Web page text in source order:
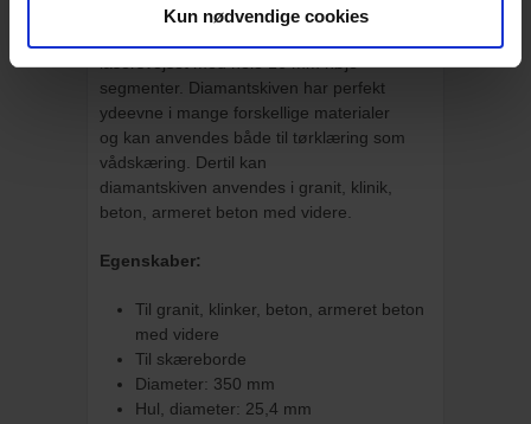
Kun nødvendige cookies
Denne diamantskive fra Gölz er i topkvalitet
lasersvejset med hele 16 mm høje
segmenter. Diamantskiven har perfekt
ydeevne i mange forskellige materialer
og kan anvendes både til tørklæring som
vådskæring. Dertil kan
diamantskiven anvendes i granit, klinik,
beton, armeret beton med videre.
Egenskaber:
Til granit, klinker, beton, armeret beton
med videre
Til skæreborde
Diameter: 350 mm
Hul, diameter: 25,4 mm